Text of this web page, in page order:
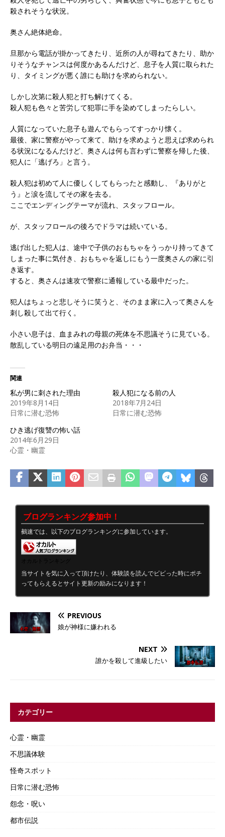
殺されそうな状況。
奥さん絶体絶命。
旦那から電話が掛かってきたり、近所の人が尋ねてきたり、助か
りそうなチャンスは何度かあるんだけど、息子を人質に取られた
り、タイミングが悪く誰にも助けを求められない。
しかし次第に殺人犯と打ち解けてくる。
殺人犯も色々と苦労して犯罪に手を染めてしまったらしい。
人質になっていた息子も遊んでもらってすっかり懐く。
最後、家に警察がやって来て、助けを求めようと思えば求められ
る状況になるんだけど、奥さんは何も言わずに警察を帰した後、
犯人に「逃げろ」と言う。
殺人犯は初めて人に優しくしてもらったと感動し、『ありがと
う』と涙を流してその家を去る。
ここでエンディングテーマが流れ、スタッフロール。
が、スタッフロールの後ろでドラマは続いている。
逃げ出した犯人は、途中で子供のおもちゃをうっかり持ってきて
しまった事に気付き、おもちゃを返しにもう一度奥さんの家に引
き返す。
すると、奥さんは速攻で警察に通報している最中だった。
犯人はちょっと悲しそうに笑うと、そのまま家に入って奥さんを
刺し殺して出て行く。
小さい息子は、血まみれの母親の死体を不思議そうに見ている。
散乱している明日の遠足用のお弁当・・・
関連
私が男に刺された理由
2019年8月14日
日常に潜む恐怖
殺人犯になる前の人
2018年7月24日
日常に潜む恐怖
ひき逃げ復讐の怖い話
2014年6月29日
心霊・幽霊
ブログランキング参加中！
鵺速では、以下のブログランキングに参加しています。
当サイトを気に入って頂けたり、体験談を読んでビビった時にポチ
ってもらえるとサイト更新の励みになります！
PREVIOUS
娘が神様に嫌われる
NEXT
誰かを殺して進級したい
カテゴリー
心霊・幽霊
不思議体験
怪奇スポット
日常に潜む恐怖
怨念・呪い
都市伝説